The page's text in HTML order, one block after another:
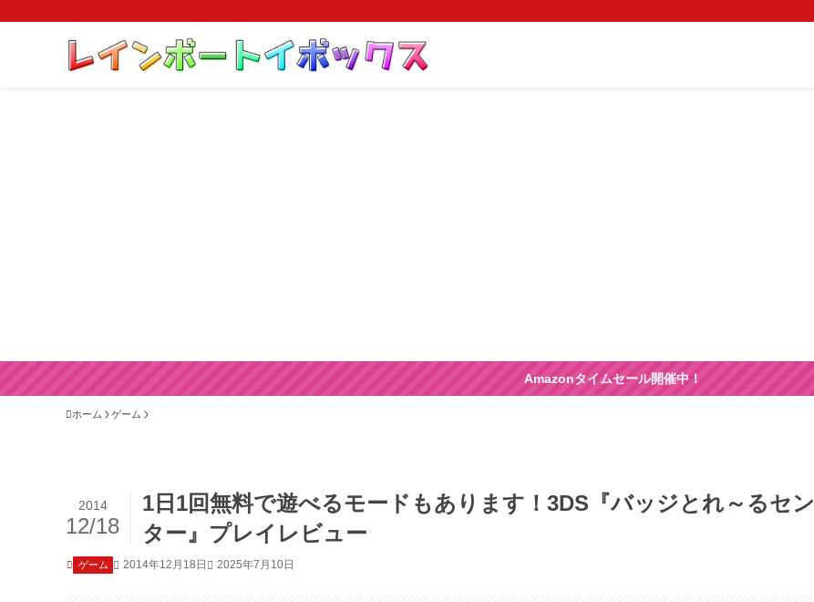
Amazonタイムセール開催中！
ホーム ゲーム
1日1回無料で遊べるモードもあります！3DS『バッジとれ～るセン
ター』プレイレビュー
2014
12/18
ゲーム 2014年12月18日 2025年7月10日